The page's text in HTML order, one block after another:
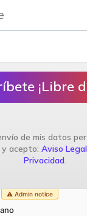
¡Libre
de mis datos
y acepto: Aviso
Privacidad.